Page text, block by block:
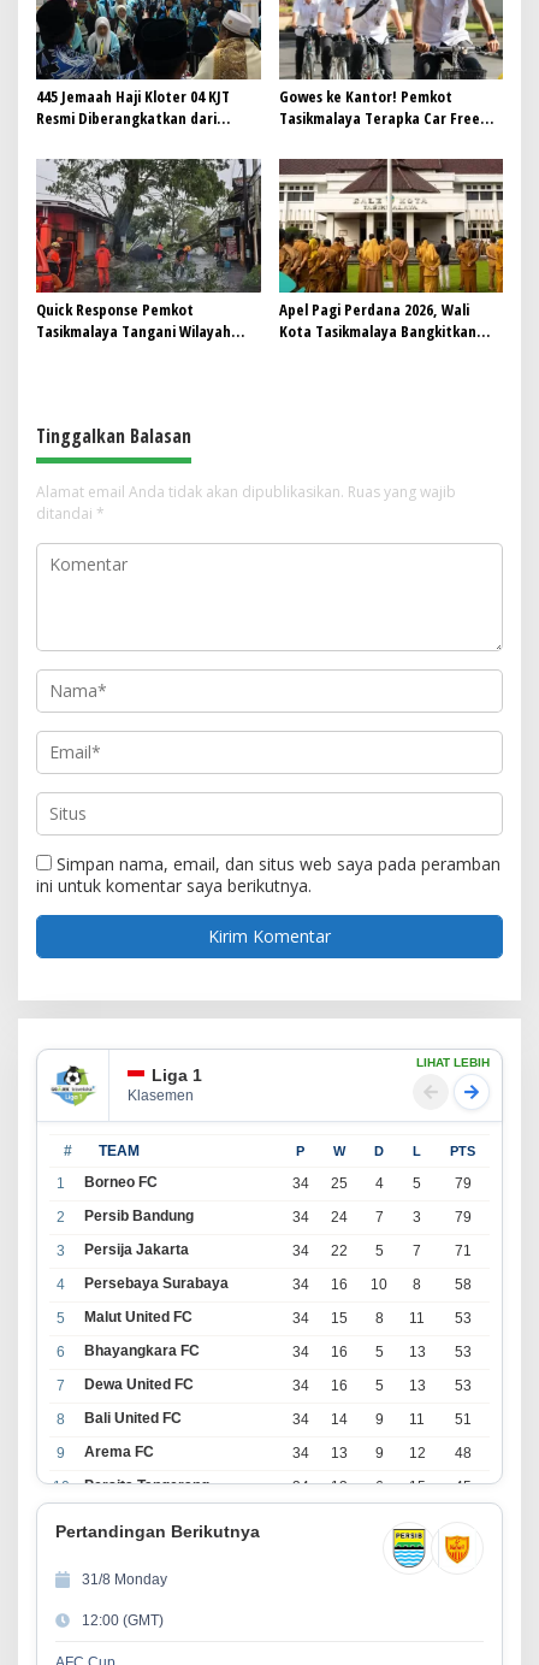
445 Jemaah Haji Kloter 04 KJT
Resmi Diberangkatkan dari
Gowes ke Kantor! Pemkot
Tasikmalaya Terapka Car Free
Quick Response Pemkot
Tasikmalaya Tangani Wilayah
Apel Pagi Perdana 2026, Wali
Kota Tasikmalaya Bangkitkan
Tinggalkan Balasan
Alamat email Anda tidak akan dipublikasikan. Ruas yang wajib
ditandai *
Simpan nama, email, dan situs web saya pada peramban
ini untuk komentar saya berikutnya.
Liga 1
Klasemen
LIHAT LEBIH
# TEAM P W D L PTS
1 Borneo FC 34 25 4 5
79
2
Persib Bandung 34 24 7 3
79
3
Persija Jakarta 34 22 5 7
71
4
Persebaya Surabaya 34 16 10 8
58
5
Malut United FC 34 15 8 11
53
6
Bhayangkara FC 34 16 5 13
53
7
Dewa United FC 34 16 5 13
53
8
Bali United FC 34 14 9 11
51
9
Arema FC 34 13 9 12
48
10
Persita Tangerang 34 13 6 15
45
17
39
13
Persijap Jepara
14
Madura United FC
15
PSM Makassar
Pertandingan Berikutnya
31/8 Monday
12:00 (GMT)